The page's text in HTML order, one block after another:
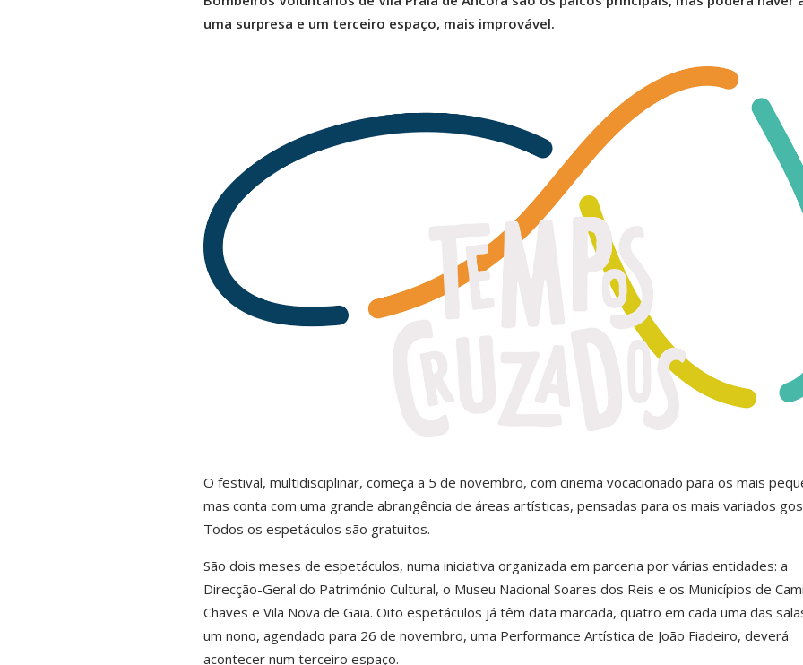
uma surpresa e um terceiro espaço, mais improvável.
O festival, multidisciplinar, começa a 5 de novembro, com cinema vocacionado para os mais
mas conta com uma grande abrangência de áreas artísticas, pensadas para os mais variados
Todos os espetáculos são gratuitos.
São dois meses de espetáculos, numa iniciativa organizada em parceria por várias entidades: a
Direcção-Geral do Património Cultural, o Museu Nacional Soares dos Reis e os Municípios de
Chaves e Vila Nova de Gaia. Oito espetáculos já têm data marcada, quatro em cada uma das
um nono, agendado para 26 de novembro, uma Performance Artística de João Fiadeiro, deverá
acontecer num terceiro espaço.